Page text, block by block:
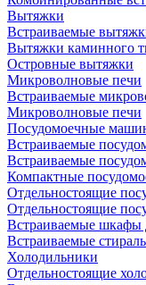
Вытяжки
Встраиваемые
Вытяжки каминного
Островные вытяжки
Микроволновые печи
Встраиваемые
Микроволновые печи
Посудомоечные
Встраиваемые
Встраиваемые
Компактные
Отдельностоящие
Отдельностоящие
Встраиваемые шкафы
Встраиваемые
Холодильники
Отдельностоящие